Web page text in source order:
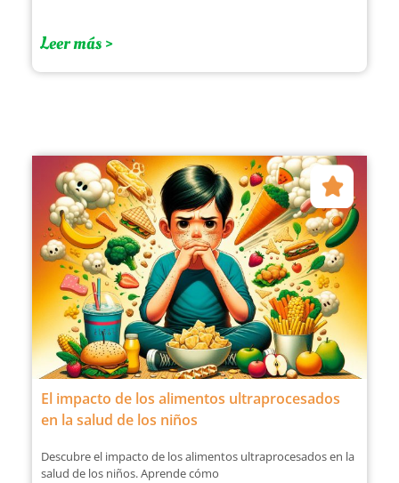
Leer más >
El impacto de los alimentos ultraprocesados
en la salud de los niños
Descubre el impacto de los alimentos ultraprocesados en la
salud de los niños. Aprende cómo